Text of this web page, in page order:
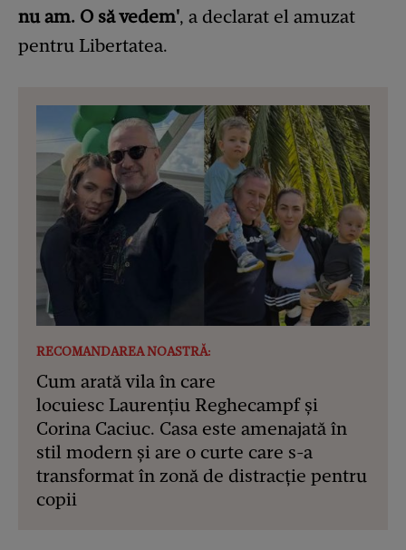
nu am. O să vedem', a declarat el amuzat
pentru Libertatea.
RECOMANDAREA NOASTRĂ:
Cum arată vila în care
locuiesc Laurențiu Reghecampf și
Corina Caciuc. Casa este amenajată în
stil modern și are o curte care s-a
transformat în zonă de distracție pentru
copii